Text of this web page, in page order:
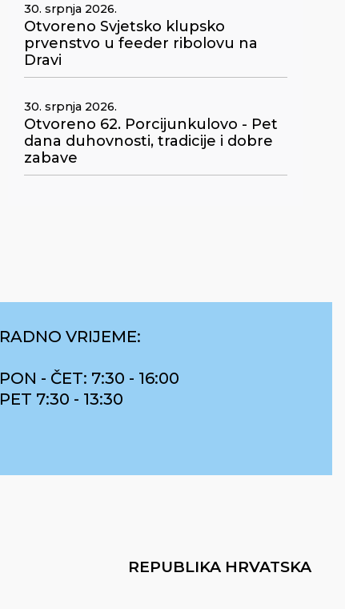
30. srpnja 2026.
Otvoreno Svjetsko klupsko
prvenstvo u feeder ribolovu na
Dravi
30. srpnja 2026.
Otvoreno 62. Porcijunkulovo - Pet
dana duhovnosti, tradicije i dobre
zabave
RADNO VRIJEME:
PON - ČET: 7:30 - 16:00
PET 7:30 - 13:30
REPUBLIKA HRVATSKA